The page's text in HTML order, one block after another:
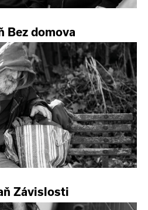
Bez domova
Závislosti